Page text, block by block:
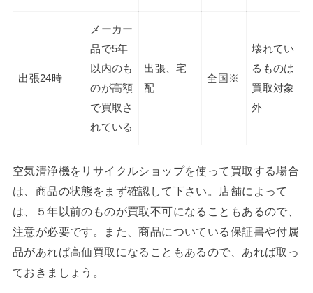
出張24時
メーカー
品で5年
以内のも
のが高額
で買取さ
れている
出張、宅
配
全国※
壊れてい
るものは
買取対象
外
空気清浄機をリサイクルショップを使って買取する場合
は、商品の状態をまず確認して下さい。店舗によって
は、５年以前のものが買取不可になることもあるので、
注意が必要です。また、商品についている保証書や付属
品があれば高価買取になることもあるので、あれば取っ
ておきましょう。